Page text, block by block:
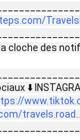
cloche des
⬇️
travels.road...